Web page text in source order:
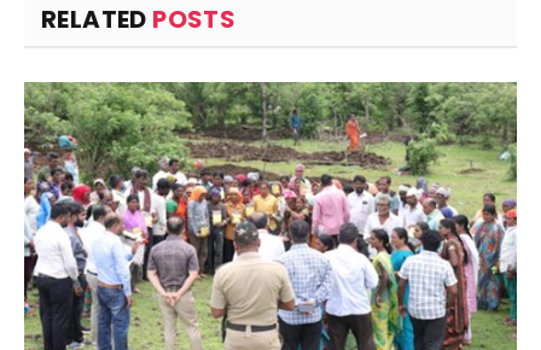
RELATED POSTS